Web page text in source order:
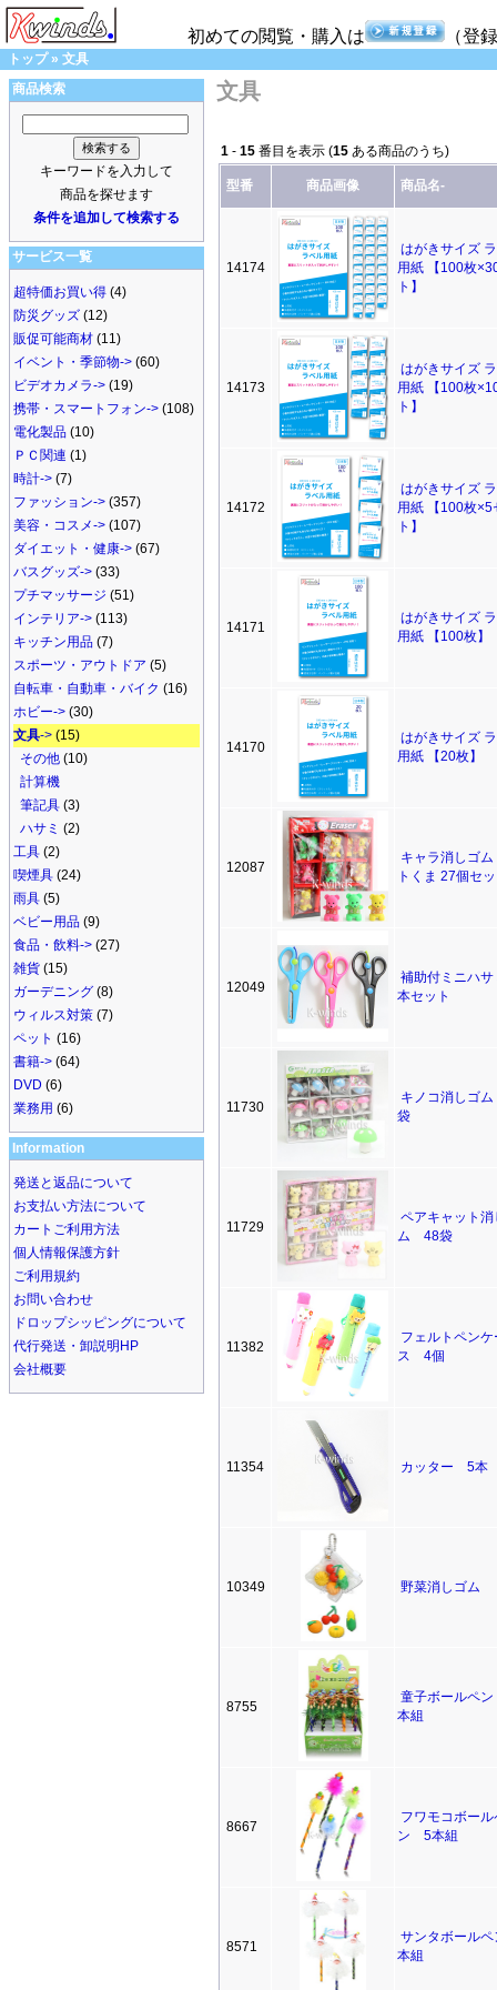
初めての閲覧・購入は （登
トップ» 文具
商品検索
キーワードを入力して
商品を探せます
条件を追加して検索する
サービス一覧
超特価お買い得 (4)
防災グッズ (12)
販促可能商材 (11)
イベント・季節物-> (60)
ビデオカメラ-> (19)
携帯・スマートフォン-> (108)
電化製品 (10)
ＰＣ関連 (1)
時計-> (7)
ファッション-> (357)
美容・コスメ-> (107)
ダイエット・健康-> (67)
バスグッズ-> (33)
プチマッサージ (51)
インテリア-> (113)
キッチン用品 (7)
スポーツ・アウトドア (5)
自転車・自動車・バイク (16)
ホビー-> (30)
文具-> (15)
その他 (10)
計算機
筆記具 (3)
ハサミ (2)
工具 (2)
喫煙具 (24)
雨具 (5)
ベビー用品 (9)
食品・飲料-> (27)
雑貨 (15)
ガーデニング (8)
ウィルス対策 (7)
ペット (16)
書籍-> (64)
DVD (6)
業務用 (6)
Information
発送と返品について
お支払い方法について
カートご利用方法
個人情報保護方針
ご利用規約
お問い合わせ
ドロップシッピングについて
代行発送・卸説明HP
会社概要
文具
1 - 15 番目を表示 (15 ある商品のうち)
型番 商品画像 商品名-
14174
はがきサイズ
用紙 【100枚
ト】
14173
はがきサイズ
用紙 【100枚
ト】
14172
はがきサイズ
用紙 【100枚×5
ト】
14171
はがきサイズ
用紙 【100枚】
14170
はがきサイズ
用紙 【20枚】
12087
キャラ消しゴム
トくま 27個セ
12049
補助付ミニハサ
本セット
11730
キノコ消しゴ
袋
11729
ペアキャット消
ム 48袋
11382
フェルトペンケ
ス 4個
11354 カッター 5本
10349 野菜消しゴム
8755
童子ボールペ
本組
8667
フワモコボール
ン 5本組
8571
サンタボール
本組